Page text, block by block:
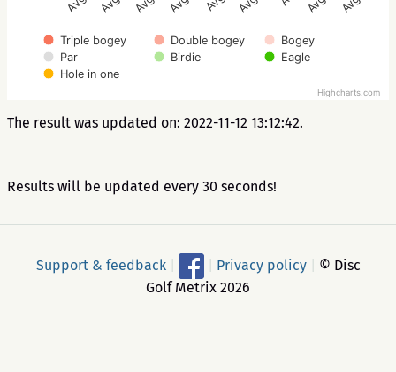
Triple bogey Double bogey
Bogey
Par
Birdie
Eagle
Hole in one
Highcharts.com
The result was updated on: 2022-11-12 13:12:42.
Results will be updated every 30 seconds!
Support & feedback Privacy policy
© Disc
Golf Metrix 2026